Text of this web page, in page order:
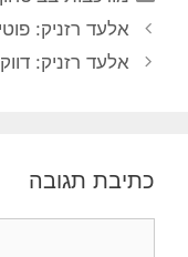
אלעד רזניק:
אלעד רזניק:
כתיבת תגובה